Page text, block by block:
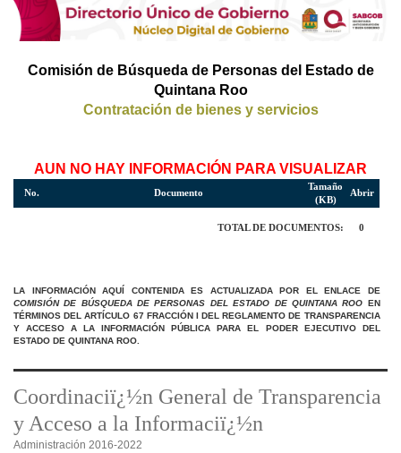
Comisión de Búsqueda de Personas del Estado de
Quintana Roo
Contratación de bienes y servicios
AUN NO HAY INFORMACIÓN PARA VISUALIZAR
No. Documento
Tamaño
(KB)
Abrir
TOTAL DE DOCUMENTOS: 0
LA INFORMACIÓN AQUÍ CONTENIDA ES ACTUALIZADA POR EL ENLACE DE
COMISIÓN DE BÚSQUEDA DE PERSONAS DEL ESTADO DE QUINTANA ROO EN
TÉRMINOS DEL ARTÍCULO 67 FRACCIÓN I DEL REGLAMENTO DE TRANSPARENCIA
Y ACCESO A LA INFORMACIÓN PÚBLICA PARA EL PODER EJECUTIVO DEL
ESTADO DE QUINTANA ROO.
Coordinaciï¿½n General de Transparencia
y Acceso a la Informaciï¿½n
Administración 2016-2022